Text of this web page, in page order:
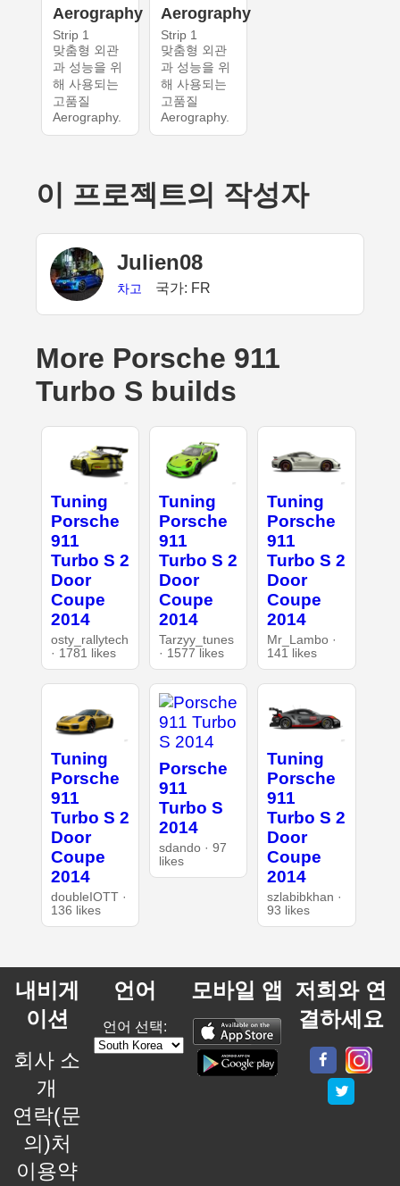
Aerography
Strip 1
맞춤형 외관
과 성능을 위
해 사용되는
고품질
Aerography.
Aerography
Strip 1
맞춤형 외관
과 성능을 위
해 사용되는
고품질
Aerography.
이 프로젝트의 작성자
Julien08
차고 국가: FR
More Porsche 911
Turbo S builds
Tuning
Porsche
911
Turbo S 2
Door
Coupe
2014
osty_rallytech
· 1781 likes
Tuning
Porsche
911
Turbo S 2
Door
Coupe
2014
Tarzyy_tunes
· 1577 likes
Tuning
Porsche
911
Turbo S 2
Door
Coupe
2014
Mr_Lambo ·
141 likes
Tuning
Porsche
911
Turbo S 2
Door
Coupe
2014
doubleIOTT ·
136 likes
Porsche
911
Turbo S
2014
sdando · 97
likes
Tuning
Porsche
911
Turbo S 2
Door
Coupe
2014
szlabibkhan ·
93 likes
내비게
이션
회사 소
개
연락(문
의)처
이용약
언어
언어 선택:
모바일 앱 저희와 연
결하세요